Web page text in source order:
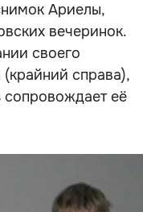
Ариелы,
вечеринок.
своего
справа),
её